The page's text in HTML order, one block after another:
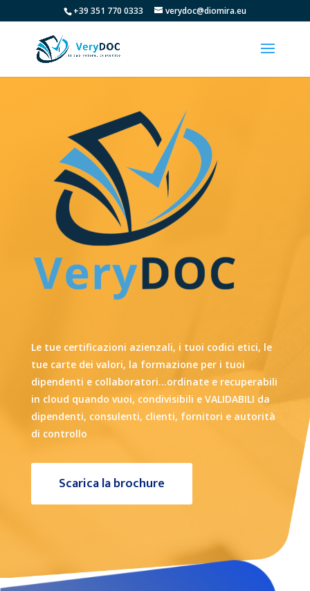
+39 351 770 0333 verydoc@diomira.eu
Le tue certificazioni azienzali, i tuoi codici etici, le
tue carte dei valori, la formazione per i tuoi
dipendenti e collaboratori…ordinate e recuperabili
in cloud quando vuoi, condivisibili e VALIDABILI da
dipendenti, consulenti, clienti, fornitori e autorità
di controllo
Scarica la brochure